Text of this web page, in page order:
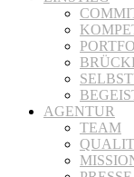
AGENTUR
TEAM